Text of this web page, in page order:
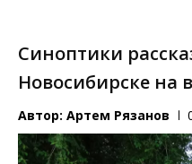
Синоптики
Новосибирске на
Автор: Артем Рязанов